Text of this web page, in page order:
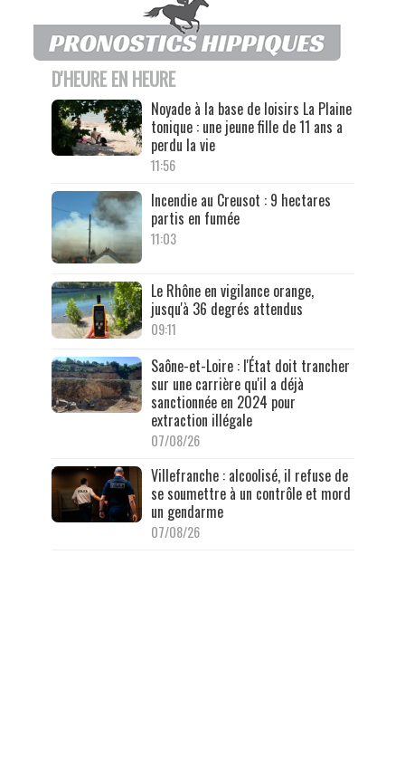
D'HEURE EN HEURE
Noyade à la base de loisirs La Plaine
tonique : une jeune fille de 11 ans a
perdu la vie
11:56
Incendie au Creusot : 9 hectares
partis en fumée
11:03
Le Rhône en vigilance orange,
jusqu'à 36 degrés attendus
09:11
Saône-et-Loire : l'État doit trancher
sur une carrière qu'il a déjà
sanctionnée en 2024 pour
extraction illégale
07/08/26
Villefranche : alcoolisé, il refuse de
se soumettre à un contrôle et mord
un gendarme
07/08/26